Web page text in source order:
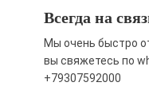
Всегда на
Мы очень быстро
вы свяжетесь по
+79307592000